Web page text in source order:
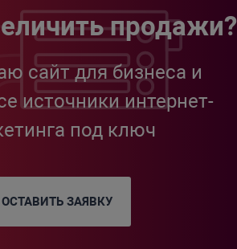
продажи?
сайт для бизнеса и
источники интернет-
под ключ
ОСТАВИТЬ ЗАЯВКУ